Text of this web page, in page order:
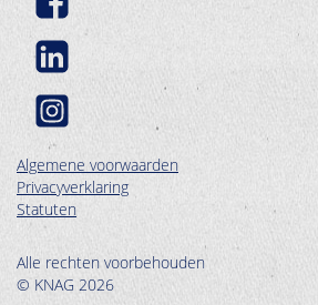
Algemene voorwaarden
Privacyverklaring
Statuten
Alle rechten voorbehouden
© KNAG 2026